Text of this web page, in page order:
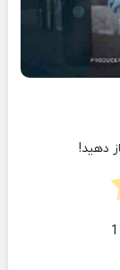
دهید!
1